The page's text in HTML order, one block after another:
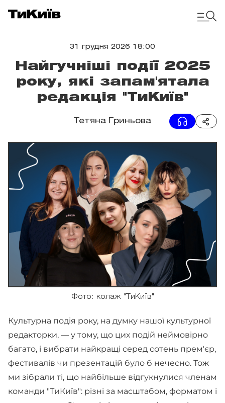
31 грудня 2026 18:00
Найгучніші події 2025
року, які запам'ятала
редакція "ТиКиїв"
Тетяна Гриньова
Фото: колаж "ТиКиїв"
Культурна подія року, на думку нашої культурної
редакторки, — у тому, що цих подій неймовірно
багато, і вибрати найкращі серед сотень прем'єр,
фестивалів чи презентацій було б нечесно. Тож
ми зібрали ті, що найбільше відгукнулися членам
команди "ТиКиїв": різні за масштабом, форматом і